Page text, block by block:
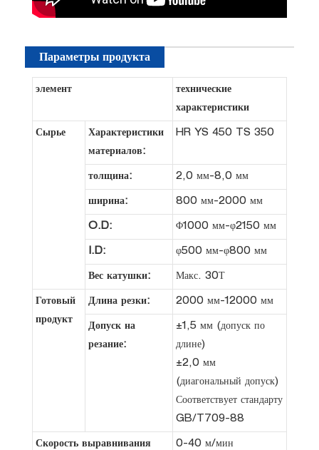
Параметры продукта
элемент
технические
характеристики
Сырье
Характеристики
материалов:
HR YS 450 TS 350
толщина: 2,0 мм-8,0 мм
ширина: 800 мм-2000 мм
O.D: Φ1000 мм-φ2150 мм
I.D: φ500 мм-φ800 мм
Вес катушки: Макс. 30Т
Готовый
продукт
Длина резки: 2000 мм-12000 мм
Допуск на
резание:
±1,5 мм (допуск по
длине)
±2,0 мм
(диагональный допуск)
Соответствует стандарту
GB/T709-88
Скорость выравнивания 0-40 м/мин